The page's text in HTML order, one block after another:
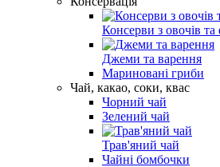
Консерви з овочів та
Джеми та варення
Мариновані гриби
Чай, какао, соки, квас
Чорний чай
Зелений чай
Трав'яний чай
Чайні бомбочки